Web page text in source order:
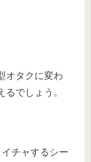
オタクに変わ
でしょう。
チャするシー